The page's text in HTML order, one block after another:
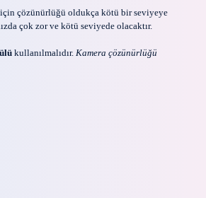
için çözünürlüğü oldukça kötü bir seviyeye
çok zor ve kötü seviyede olacaktır.
kullanılmalıdır. Kamera çözünürlüğü